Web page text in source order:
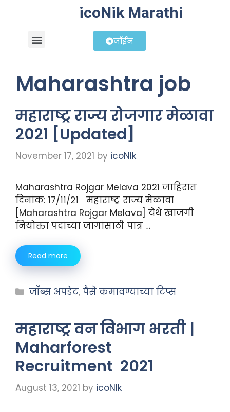
icoNik Marathi
जॉईन
Maharashtra job
महाराष्ट्र राज्य रोजगार मेळावा
२०२१ [Updated]
November 17, 2021 by icoNIk
Maharashtra Rojgar Melava 2021 जाहिरात
दिनांक: १७/११/२१ महाराष्ट्र राज्य मेळावा
[Maharashtra Rojgar Melava] येथे खाजगी
नियोक्ता पदांच्या जागांसाठी पात्र …
Read more
जॉब्स अपडेट,पैसे कमावण्याच्या टिप्स
महाराष्ट्र वन विभाग भरती |
Maharforest
Recruitment 2021
August 13, 2021 by icoNIk